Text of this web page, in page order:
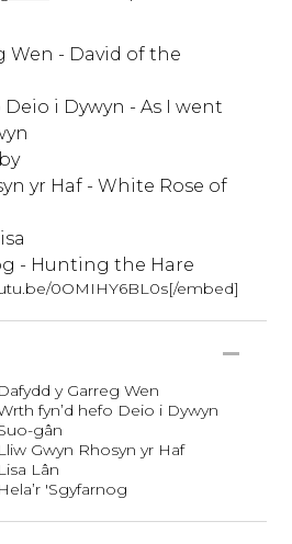
Wen - David of the
i Dywyn - As I went
yr Haf - White Rose of
- Hunting the Hare
0OMIHY6BL0s[/embed]
y Garreg Wen
fyn’d hefo Deio i Dywyn
gân
Gwyn Rhosyn yr Haf
Lân
'Sgyfarnog